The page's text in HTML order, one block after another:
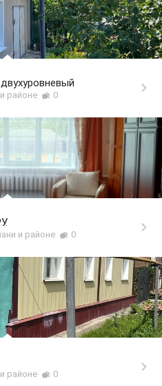
районе 0
и районе 0
районе 0